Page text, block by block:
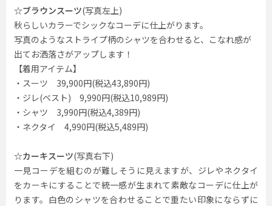
☆ブラウンスーツ(写真左上)
秋らしいカラーでシックなコーデに仕上がります。
写真のようなストライプ柄のシャツを合わせると、こなれ感が
出てお洒落さがアップします！
【着用アイテム】
・スーツ 39,900円(税込43,890円)
・ジレ(ベスト) 9,990円(税込10,989円)
・シャツ 3,990円(税込4,389円)
・ネクタイ 4,990円(税込5,489円)
☆カーキスーツ(写真右下)
一見コーデを組むのが難しそうに見えますが、ジレやネクタイ
をカーキにすることで統一感が生まれて素敵なコーデに仕上が
ります。白色のシャツを合わせることで重たい印象にならずに